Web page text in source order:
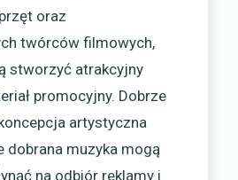
oraz
twórców filmowych,
stworzyć atrakcyjny
promocyjny. Dobrze
artystyczna
dobrana muzyka mogą
na odbiór reklamy i